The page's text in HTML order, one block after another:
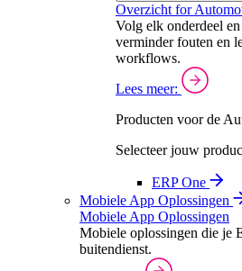
Overzicht for
Volg elk onderdeel
verminder fouten en
workflows.
Lees meer:
Producten voor de
Selecteer jouw
ERP One
Mobiele App Oplossingen
Mobiele App Oplossingen
Mobiele oplossingen die je
buitendienst.